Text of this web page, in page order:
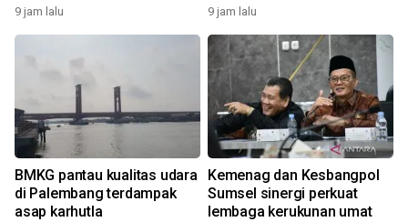
9 jam lalu 9 jam lalu
BMKG pantau kualitas udara
di Palembang terdampak
asap karhutla
Kemenag dan Kesbangpol
Sumsel sinergi perkuat
lembaga kerukunan umat